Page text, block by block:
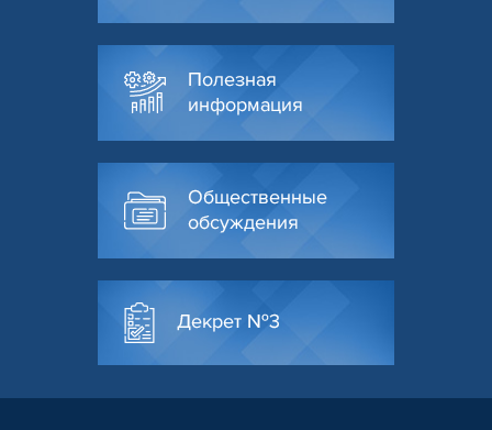
Полезная
информация
Общественные
обсуждения
Декрет №3